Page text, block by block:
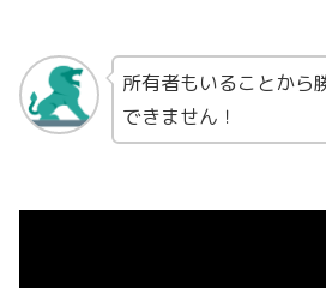
所有者もいることから
できません！